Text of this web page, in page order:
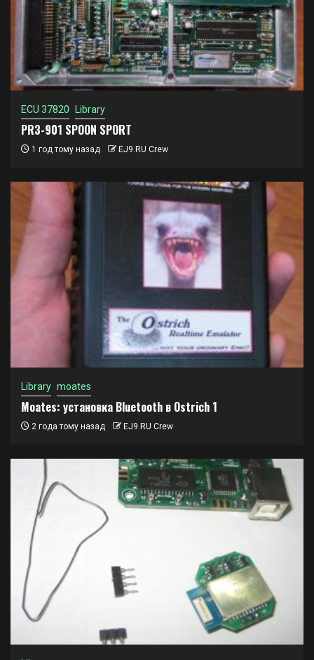
ECU 37820 Library
PR3-901 SPOON SPORT
1 год тому назад EJ9.RU Crew
Library moates
Moates: установка Bluetooth в Ostrich 1
2 года тому назад EJ9.RU Crew